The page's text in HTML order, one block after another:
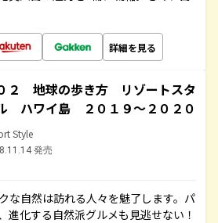
詳細を見る
２ 地球の歩き方 リゾートスタ
ハワイ島 ２０１９～２０２０
Style
発売
な自然は訪れる人々を魅了します。パ
進化する自然派グルメも見逃せない！